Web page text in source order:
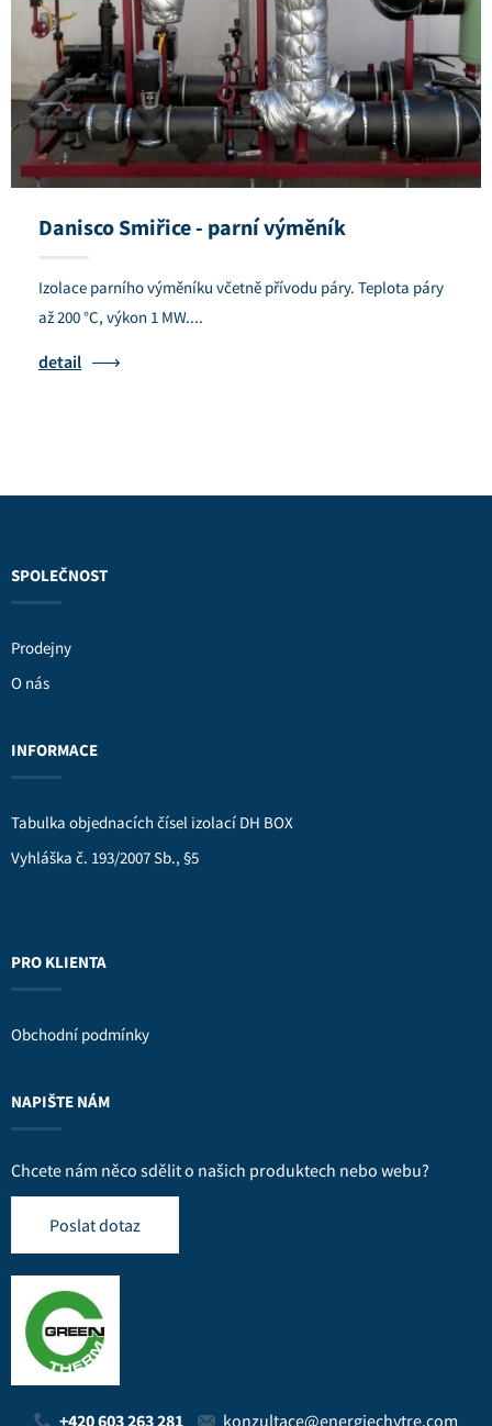
Danisco Smiřice - parní výměník
Izolace parního výměníku včetně přívodu páry. Teplota páry
až 200 °C, výkon 1 MW....
detail
SPOLEČNOST
Prodejny
O nás
INFORMACE
Tabulka objednacích čísel izolací DH BOX
Vyhláška č. 193/2007 Sb., §5
PRO KLIENTA
Obchodní podmínky
NAPIŠTE NÁM
Chcete nám něco sdělit o našich produktech nebo webu?
Poslat dotaz
+420 603 263 281 konzultace@energiechytre.com